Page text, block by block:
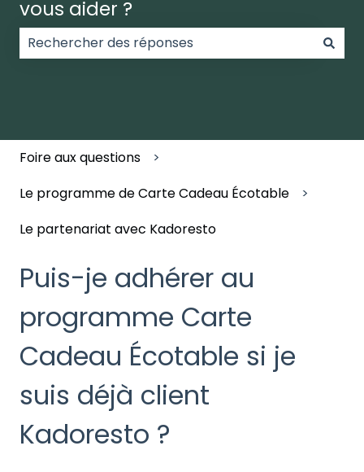
vous aider ?
Foire aux questions
Le programme de Carte Cadeau Écotable
Le partenariat avec Kadoresto
Puis-je adhérer au
programme Carte
Cadeau Écotable si je
suis déjà client
Kadoresto ?